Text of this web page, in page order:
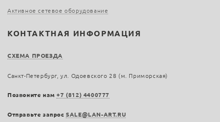
Активное сетевое оборудование
КОНТАКТНАЯ ИНФОРМАЦИЯ
СХЕМА ПРОЕЗДА
Санкт-Петербург, ул. Одоевского 28 (м. Приморская)
Позвоните нам+7 (812) 4400777
Отправьте запросSALE@LAN-ART.RU